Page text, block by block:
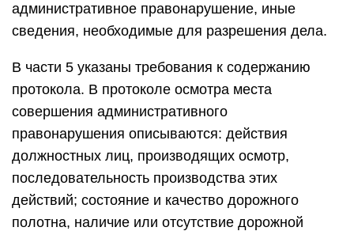
административное правонарушение, иные
сведения, необходимые для разрешения дела.
В части 5 указаны требования к содержанию
протокола. В протоколе осмотра места
совершения административного
правонарушения описываются: действия
должностных лиц, производящих осмотр,
последовательность производства этих
действий; состояние и качество дорожного
полотна, наличие или отсутствие дорожной